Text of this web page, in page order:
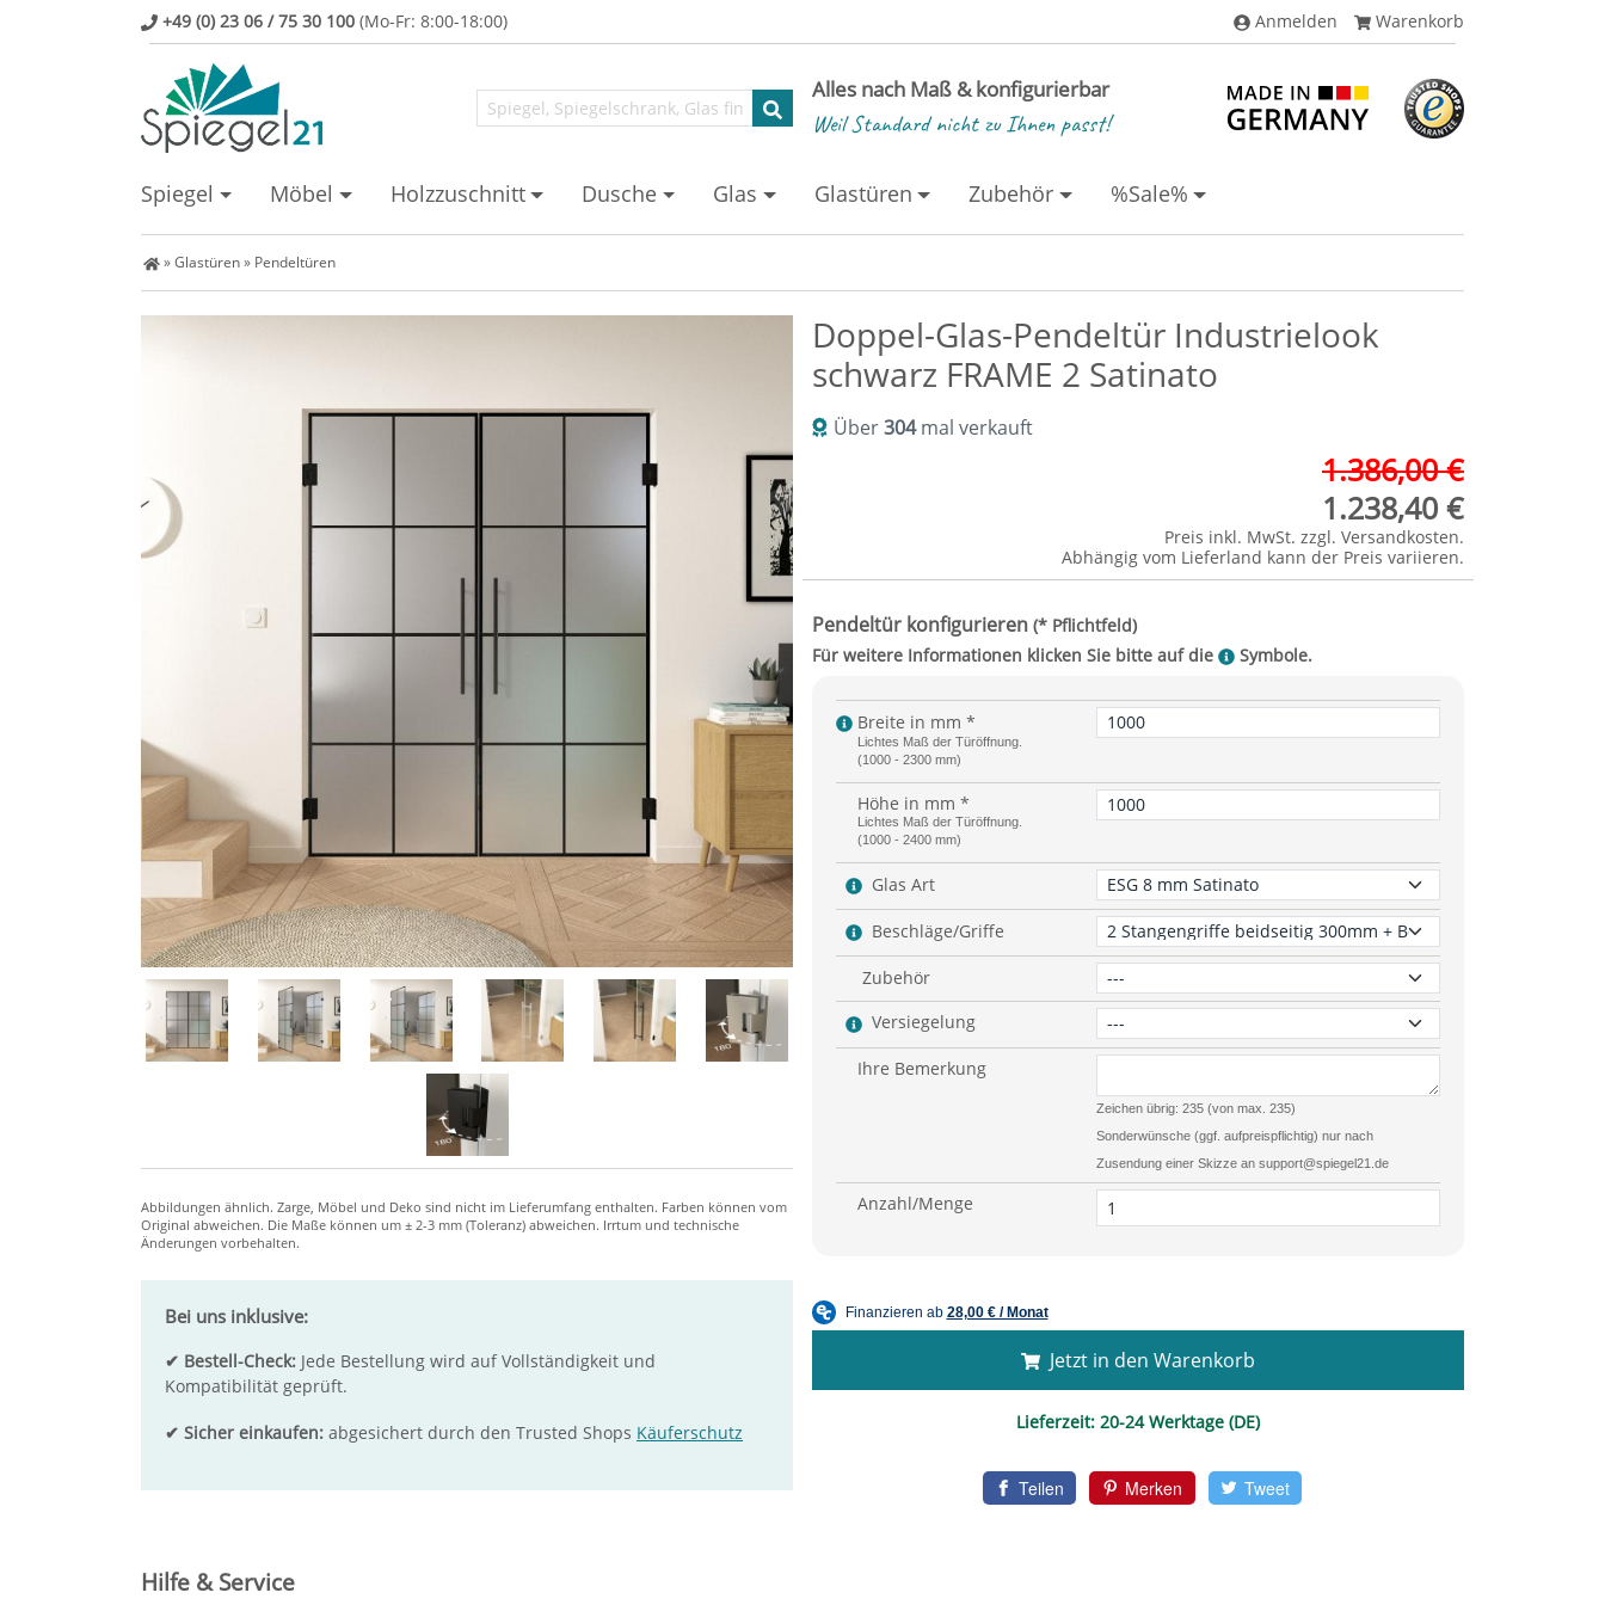
+49 (0) 23 06 / 75 30 100 (Mo-Fr: 8:00-18:00) Anmelden Warenkorb
Alles nach Maß & konfigurierbar
Weil Standard nicht zu Ihnen passt!
Spiegel Möbel Holzzuschnitt Dusche Glas Glastüren Zubehör %Sale%
Spiegel Shop
»Glastüren» Pendeltüren
Hilfe & Service
Bei uns inklusive:
✔ Bestell-Check: Jede Bestellung wird auf Vollständigkeit und
Kompatibilität geprüft.
✔ Sicher einkaufen: abgesichert durch den Trusted Shops Käuferschutz
Doppel-Glas-Pendeltür Industrielook
schwarz FRAME 2 Satinato
Über304mal verkauft
1.386,00 €
1.238,40 €
Preis inkl. MwSt. zzgl. Versandkosten.
Abhängig vom Lieferland kann der Preis variieren.
Breite in mm *
Lichtes Maß der Türöffnung.
(1000 - 2300 mm)
Höhe in mm *
Lichtes Maß der Türöffnung.
(1000 - 2400 mm)
Glas Art
Beschläge/Griffe
Zubehör
Versiegelung
Ihre Bemerkung
Zeichen übrig: 235 (von max. 235)
Sonderwünsche (ggf. aufpreispflichtig) nur nach
Zusendung einer Skizze an support@spiegel21.de
Anzahl/Menge
Jetzt in den Warenkorb
Lieferzeit: 20-24 Werktage (DE)
Teilen Merken Tweet